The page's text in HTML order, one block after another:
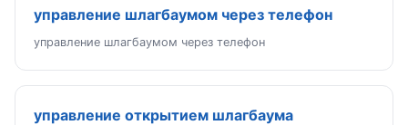
управление шлагбаумом через телефон
управление шлагбаумом через телефон
управление открытием шлагбаума